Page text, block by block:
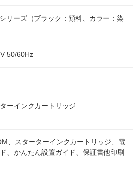
リーズ（ブラック：顔料、カラー：染
50/60Hz
ーインクカートリッジ
、スターターインクカートリッジ、電
、かんたん設置ガイド、保証書他印刷